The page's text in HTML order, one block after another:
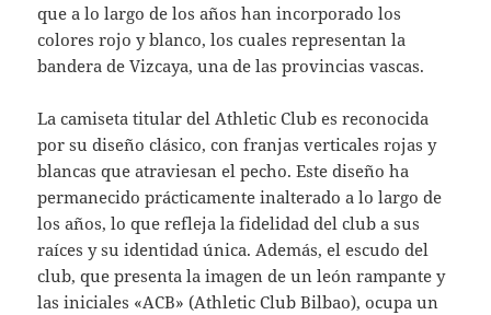
que a lo largo de los años han incorporado los
colores rojo y blanco, los cuales representan la
bandera de Vizcaya, una de las provincias vascas.
La camiseta titular del Athletic Club es reconocida
por su diseño clásico, con franjas verticales rojas y
blancas que atraviesan el pecho. Este diseño ha
permanecido prácticamente inalterado a lo largo de
los años, lo que refleja la fidelidad del club a sus
raíces y su identidad única. Además, el escudo del
club, que presenta la imagen de un león rampante y
las iniciales «ACB» (Athletic Club Bilbao), ocupa un